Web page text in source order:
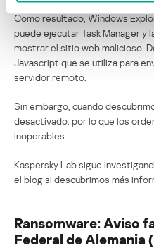
Como resultado, Windows
puede ejecutar Task Manager y
mostrar el sitio web malicioso.
Javascript que se utiliza para
servidor remoto.
Sin embargo, cuando
desactivado, por lo que los
inoperables.
Kaspersky Lab sigue
el blog si descubrimos más
Ransomware: Aviso
Federal de Alemania